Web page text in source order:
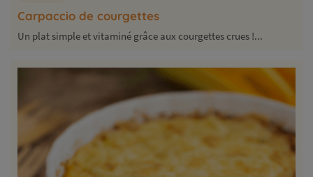
Carpaccio de courgettes
Un plat simple et vitaminé grâce aux courgettes crues !...